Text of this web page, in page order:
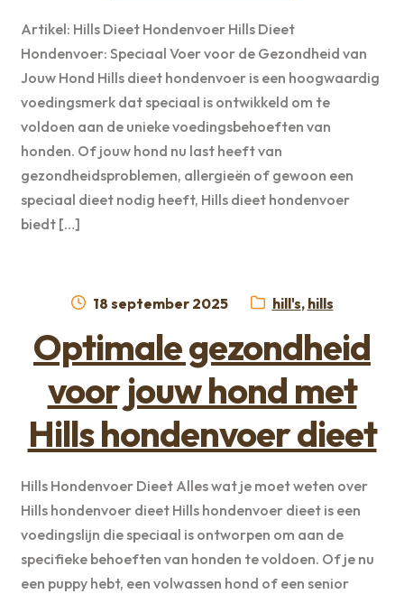
Artikel: Hills Dieet Hondenvoer Hills Dieet
Hondenvoer: Speciaal Voer voor de Gezondheid van
Jouw Hond Hills dieet hondenvoer is een hoogwaardig
voedingsmerk dat speciaal is ontwikkeld om te
voldoen aan de unieke voedingsbehoeften van
honden. Of jouw hond nu last heeft van
gezondheidsproblemen, allergieën of gewoon een
speciaal dieet nodig heeft, Hills dieet hondenvoer
biedt […]
Geplaatst
18 september 2025 Categorieën:
hill's, hills
Optimale gezondheid
voor jouw hond met
Hills hondenvoer dieet
Hills Hondenvoer Dieet Alles wat je moet weten over
Hills hondenvoer dieet Hills hondenvoer dieet is een
voedingslijn die speciaal is ontworpen om aan de
specifieke behoeften van honden te voldoen. Of je nu
een puppy hebt, een volwassen hond of een senior